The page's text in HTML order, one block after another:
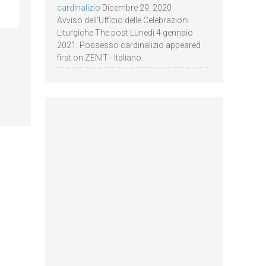
cardinalizio Dicembre 29, 2020
Avviso dell’Ufficio delle Celebrazioni
Liturgiche The post Lunedì 4 gennaio
2021: Possesso cardinalizio appeared
first on ZENIT - Italiano.